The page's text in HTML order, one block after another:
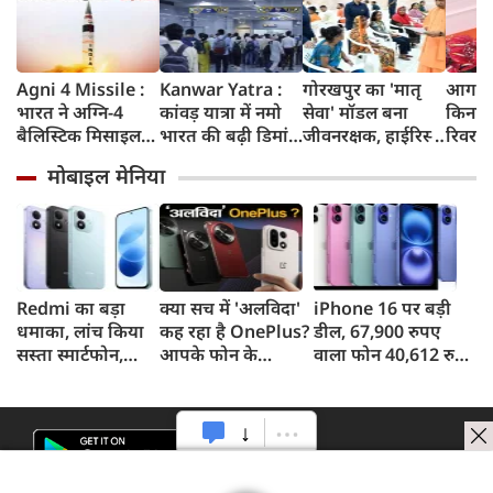
Agni 4 Missile :
भारत ने अग्नि-4
बैलिस्टिक मिसाइल
किया, 4,000 KM
तक मारक क्षमता
Kanwar Yatra :
कांवड़ यात्रा में नमो
भारत की बढ़ी डिमांड,
कई स्टेशनों पर 50%
तक बढ़ी यात्रियों की
संख्या
गोरखपुर का 'मातृ
सेवा' मॉडल बना
जीवनरक्षक, हाईरिस्क
इलाज से बची 77
जिंदगियां
आगरा
रिवर
करेगी
मोबाइल मेनिया
Redmi का बड़ा
धमाका, लांच किया
सस्ता स्मार्टफोन,
क्या सच में 'अलविदा'
कह रहा है OnePlus?
आपके फोन के
iPhone 16 पर बड़ी
डील, 67,900 रुपए
वाला फोन 40,612 रुपए